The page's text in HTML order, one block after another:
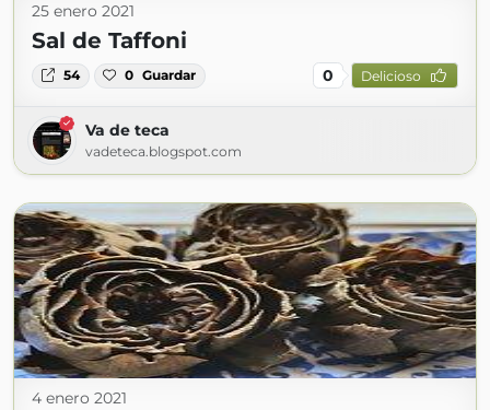
25 enero 2021
Sal de Taffoni
54 0 Guardar 0 Delicioso
Va de teca
vadeteca.blogspot.com
4 enero 2021